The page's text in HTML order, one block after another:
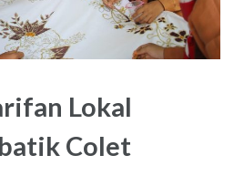
Lokal
Colet